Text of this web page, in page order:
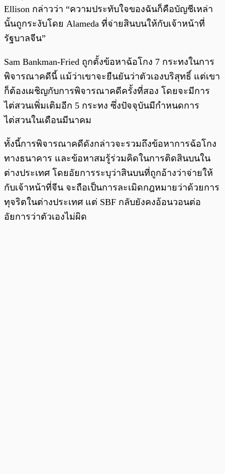
Ellison กล่าวว่า “ความประทับใจของฉันก็คือบัญชีเหล่า
นั้นถูกระงับโดย Alameda ที่จ่ายสินบนให้กับเจ้าหน้าที่
รัฐบาลจีน”
Sam Bankman-Fried ถูกตั้งข้อหาฉ้อโกง 7 กระทงในการ
พิจารณาคดีนี้ แม้ว่าเขาจะยืนยันว่าตัวเองบริสุทธิ์ แต่เขา
ก็ต้องเผชิญกับการพิจารณาคดีครั้งที่สอง โดยจะมีการ
ไต่สวนเพิ่มเติมอีก 5 กระทง ซึ่งปัจจุบันมีกำหนดการ
ไต่สวนในเดือนมีนาคม
ทั้งนี้การพิจารณาคดีดังกล่าวจะรวมถึงข้อหาการฉ้อโกง
ทางธนาคาร และข้อหาสมรู้ร่วมคิดในการติดสินบนใน
ต่างประเทศ โดยอัยการระบุว่าสินบนที่ถูกอ้างว่าจ่ายให้
กับเจ้าหน้าที่จีน จะถือเป็นการละเมิดกฎหมายว่าด้วยการ
ทุจริตในต่างประเทศ แต่ SBF กลับยังคงอ้อนวอนต่อ
อัยการว่าตัวเองไม่ผิด